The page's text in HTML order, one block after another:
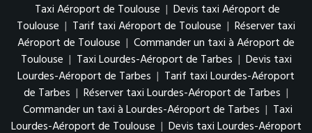
Taxi Aéroport de Toulouse | Devis taxi Aéroport de
Toulouse | Tarif taxi Aéroport de Toulouse | Réserver taxi
Aéroport de Toulouse | Commander un taxi à Aéroport de
Toulouse | Taxi Lourdes-Aéroport de Tarbes | Devis taxi
Lourdes-Aéroport de Tarbes | Tarif taxi Lourdes-Aéroport
de Tarbes | Réserver taxi Lourdes-Aéroport de Tarbes |
Commander un taxi à Lourdes-Aéroport de Tarbes | Taxi
Lourdes-Aéroport de Toulouse | Devis taxi Lourdes-Aéroport